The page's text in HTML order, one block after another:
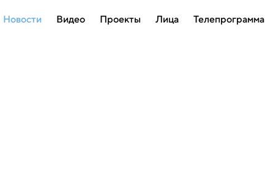
Новости Видео Проекты Лица Телепрограмма